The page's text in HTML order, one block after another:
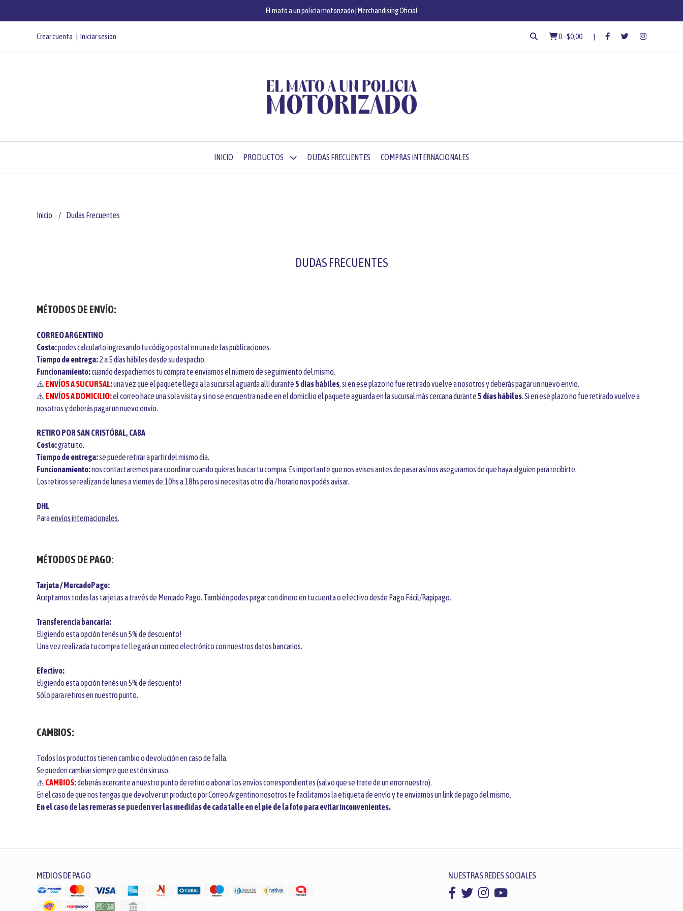
El mató a un policía motorizado | Merchandising Oficial
Crear cuenta Iniciar sesión 0-$0,00
INICIO PRODUCTOS DUDAS FRECUENTES COMPRAS INTERNACIONALES
Inicio Dudas Frecuentes
DUDAS FRECUENTES
MÉTODOS DE ENVÍO:
CORREO ARGENTINO
Costo:podes calcularlo ingresando tu código postal en una de las publicaciones.
Tiempo de entrega:2 a 5 días hábiles desde su despacho.
Funcionamiento:cuando despachemos tu compra te enviamos el número de seguimiento del mismo.
⚠️ ENVÍOS A SUCURSAL:una vez que el paquete llega a la sucursal aguarda allí durante5 días hábiles, si en ese plazo no fue retirado vuelve a nosotros y deberás pagar un nuevo envío.
⚠️ ENVÍOS A DOMICILIO:el correo hace una sola visita y si no se encuentra nadie en el domicilio el paquete aguarda en la sucursal más cercana durante5 días hábiles. Si en ese plazo no fue retirado vuelve a
nosotros y deberás pagar un nuevo envío.
RETIRO POR SAN CRISTÓBAL, CABA
Costo:gratuito.
Tiempo de entrega:se puede retirar a partir del mismo día.
Funcionamiento:nos contactaremos para coordinar cuando quieras buscar tu compra. Es importante que nos avises antes de pasar así nos aseguramos de que haya alguien para recibirte.
Los retiros se realizan de lunes a viernes de 10hs a 18hs pero si necesitas otro día / horario nos podés avisar.
DHL
Paraenvíos internacionales.
MÉTODOS DE PAGO:
Tarjeta / MercadoPago:
Aceptamos todas las tarjetas a través de Mercado Pago. También podes pagar con dinero en tu cuenta o efectivo desde Pago Fácil/Rapipago.
Transferencia bancaria:
Eligiendo esta opción tenés un 5% de descuento!
Una vez realizada tu compra te llegará un correo electrónico con nuestros datos bancarios.
Efectivo:
Eligiendo esta opción tenés un 5% de descuento!
Sólo para retiros en nuestro punto.
CAMBIOS:
Todos los productos tienen cambio o devolución en caso de falla.
Se pueden cambiar siempre que estén sin uso.
⚠️ CAMBIOS:deberás acercarte a nuestro punto de retiro o abonar los envíos correspondientes (salvo que se trate de un error nuestro).
En el caso de que nos tengas que devolver un producto por Correo Argentino nosotros te facilitamos la etiqueta de envío y te enviamos un link de pago del mismo.
En el caso de las remeras se pueden ver las medidas de cada talle en el pie de la foto para evitar inconvenientes.
MEDIOS DE PAGO NUESTRAS REDES SOCIALES